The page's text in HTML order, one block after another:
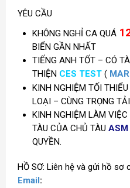
YÊU CẦU
KHÔNG NGHỈ CA QUÁ
BIỂN GẦN NHẤT
TIẾNG ANH TỐT – CÓ
THIỆN CES TEST (
KINH NGHIỆM TỐI THIỂU
LOẠI – CÙNG TRỌNG TẢI
KINH NGHIỆM LÀM
TÀU CỦA CHỦ TÀU
QUYỀN.
HỒ SƠ: Liên hệ và gửi hồ sơ
Email :